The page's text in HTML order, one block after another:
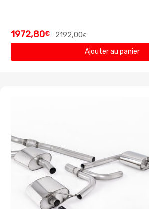
2192,00€
1972,80€
Ajouter au panier